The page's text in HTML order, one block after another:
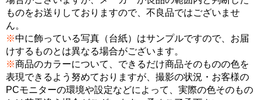
ものをお送りしておりますので、不良品ではございませ
ん。
※中に飾っている写真（台紙）はサンプルですので、お届
けするものとは異なる場合がございます。
※商品のカラーについて、できるだけ商品そのものの色を
表現できるよう努めておりますが、撮影の状況・お客様の
PCモニターの環境や設定などによって、実際の色そのもの